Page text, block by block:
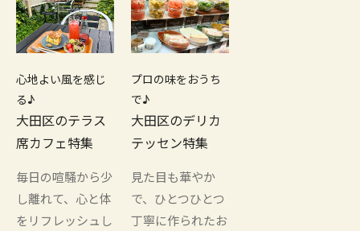
心地よい風を感じ
る♪
大田区のテラス
席カフェ特集
毎日の喧騒から少
し離れて、心と体
をリフレッシュし
プロの味をおうち
で♪
大田区のデリカ
テッセン特集
見た目も華やか
で、ひとつひとつ
丁寧に作られたお